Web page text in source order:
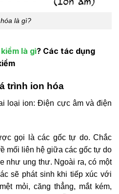
là gì?
là gì? Các tác dụng
trình ion hóa
loại ion: Điện cực âm và điện
gọi là các gốc tự do. Chắc
mối liên hệ giữa các gốc tự do
như ung thư. Ngoài ra, có một
sẽ phát sinh khi tiếp xúc với
mỏi, căng thẳng, mắt kém,